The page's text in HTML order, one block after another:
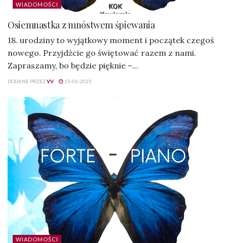
WIADOMOŚCI
Osiemnastka z mnóstwem śpiewania
18. urodziny to wyjątkowy moment i początek czegoś
nowego. Przyjdźcie go świętować razem z nami.
Zapraszamy, bo będzie pięknie –...
DODANE PRZEZVV 15-05-2025
WIADOMOŚCI